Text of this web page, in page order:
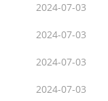
2024-07-03
2024-07-03
2024-07-03
2024-07-03